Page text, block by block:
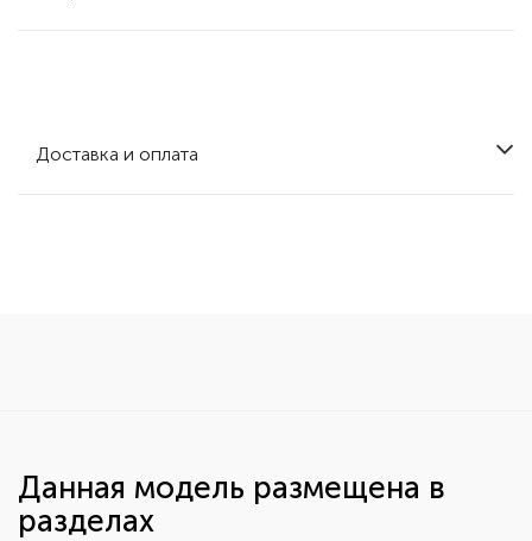
Доставка и оплата
Данная модель размещена в
разделах